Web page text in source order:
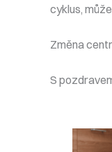
cyklus,
Změna
S